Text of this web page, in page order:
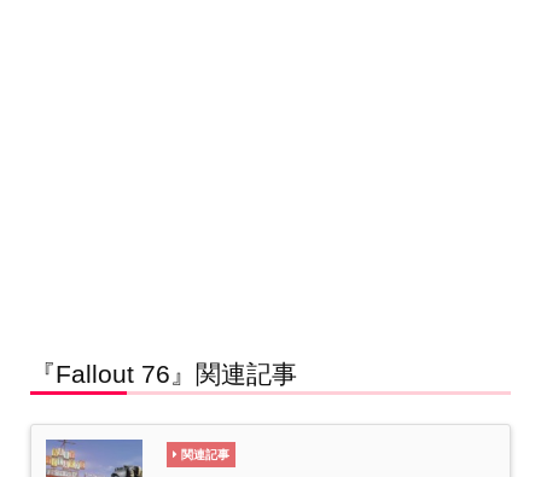
『Fallout 76』関連記事
関連記事